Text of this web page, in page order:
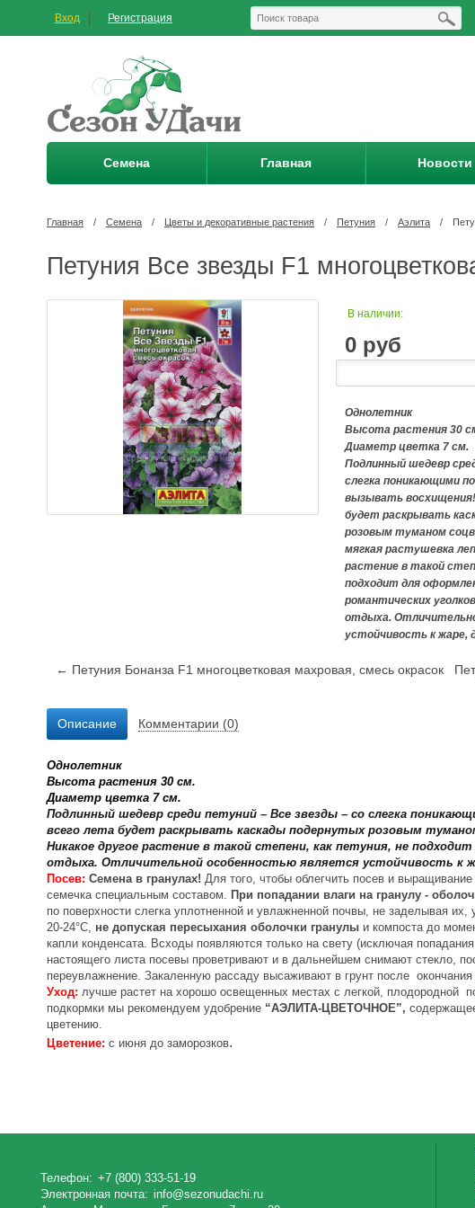
Вход Регистрация
Семена Главная Новости
Главная / Семена / Цветы и декоративные растения / Петуния / Аэлита /
Петуния Все звезды F1
В наличии:
0 руб
Однолетник
Высота растения30
Диаметр цветка 7 см.
Подлинный шедевр
слегка поникающими
вызывать
будет раскрывать
розовым туманом
мягкая растушевка
растение в такой
подходит для
романтических
отдыха.
устойчивость к жаре,
← Петуния Бонанза F1 многоцветковая махровая, смесь окрасок
Описание Комментарии (0)
Однолетник
Высота растения 30 см.
Диаметр цветка 7 см.
Подлинный шедевр среди петуний – Все звезды – со слегка
всего лета будет раскрывать каскады подернутых розовым
Никакое другое растение в такой степени, как петуния, не
отдыха. Отличительной особенностью является устойчивость к
Посев: Семена в гранулах! Для того, чтобы облегчить посев и
семечка специальным составом. При попадании влаги на гранулу -
по поверхности слегка уплотненной и увлажненной почвы, не заделывая
20-24°С, не допуская пересыхания оболочки гранулы и компоста до
капли конденсата. Всходы появляются только на свету (исключая
настоящего листа посевы проветривают и в дальнейшем снимают стекло,
переувлажнение. Закаленную рассаду высаживают в грунт после окончания
Уход: лучше растет на хорошо освещенных местах с легкой, плодородной
подкормки мы рекомендуем удобрение “АЭЛИТА-ЦВЕТОЧНОЕ”,
цветению.
Цветение: с июня до заморозков.
Телефон: +7 (800) 333-51-19
Электронная почта: info@sezonudachi.ru